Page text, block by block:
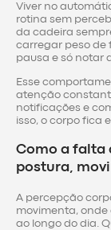
Viver no
rotina sem
da cadeira
carregar peso de
pausa e só notar
Esse
atenção
notificações e
isso, o corpo fica
Como a falta
postura,
A percepção
movimenta, onde
ao longo do dia.